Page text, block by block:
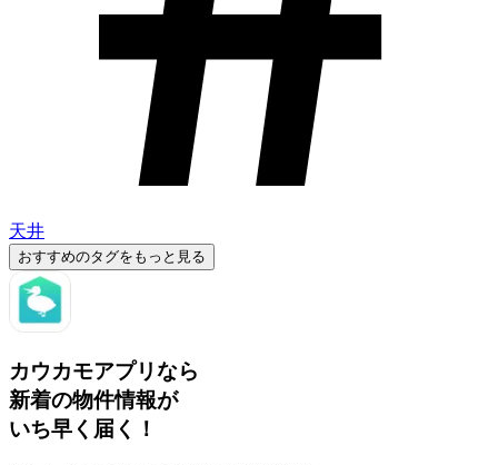
天井
おすすめのタグをもっと見る
カウカモアプリなら
新着の物件情報が
いち早く届く！